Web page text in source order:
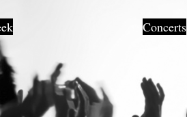
Concerts